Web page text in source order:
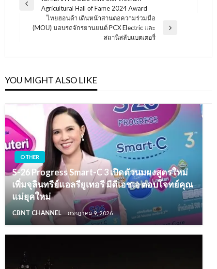
PreviousAgricultural Hall of Fame 2024 Award
Next
ไทยฮอนด้า เดินหน้าสานต่อความร่วมมือ
(MOU) มอบรถจักรยานยนต์ PCX Electric และ
สถานีสลับแบตเตอรี่
YOU MIGHT ALSO LIKE
OTHER
S-26 Progress Smart-C 3 เปิดตัวนมผงสูตรใหม่
เพิ่มจุลินทรีย์แอลรียูเทอรี มีดีเอชเอ ตอบโจทย์คุณ
แม่ยุคใหม่
CBNT CHANNEL กรกฎาคม 9, 2026